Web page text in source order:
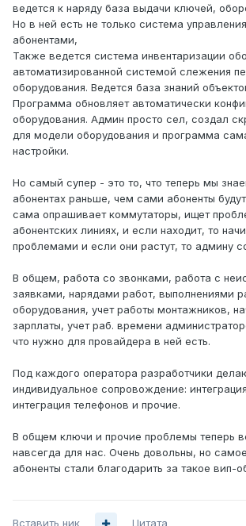
ведется к наряду база выдачи ключей,
Но в ней есть не только система
абонентами,
Также ведется система инвентаризации
автоматизированной системой слежения
оборудования. Ведется база знаний
Программа обновляет автоматически
оборудования. Админ просто сел, создал
для модели оборудования и программа
настройки.
Но самый супер - это то, что теперь мы
абонентах раньше, чем сами абоненты
сама опрашивает коммутаторы, ищет
абонентских линиях, и если находит, то
проблемами и если они растут, то админу
В общем, работа со звонками, работа с
заявками, нарядами работ, выполнениями
оборудования, учет работы монтажников,
зарплаты, учет раб. времени
что нужно для провайдера в ней есть.
Под каждого оператора разработчики
индивидуальное сопровождение:
интеграция телефонов и прочие.
В общем ключи и прочие проблемы теперь
навсегда для нас. Очень довольны, но
абоненты стали благодарить за такое вип-
Вставить ник Цитата